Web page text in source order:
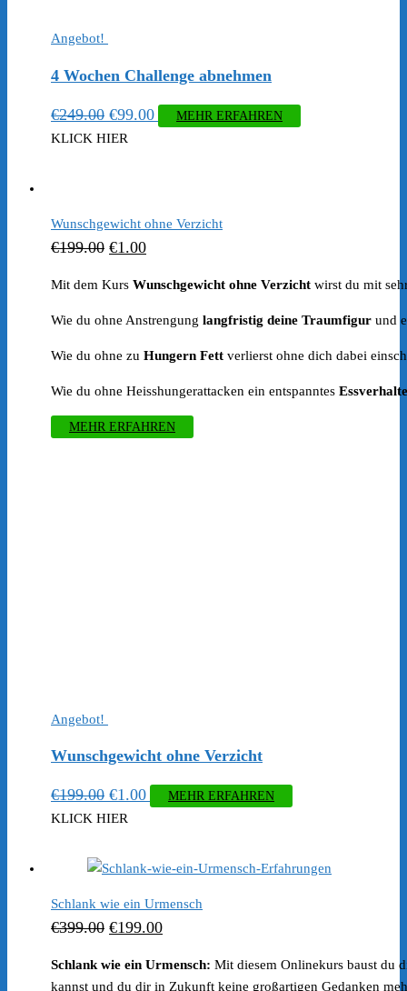
Angebot!
4 Wochen Challenge abnehmen
€249.00 Ursprünglicher
Preis
€99.00Aktueller
MEHR ERFAHREN
KLICK HIER
Wunschgewicht ohne Verzicht
€199.00 Ursprünglicher
€199.00
€1.00Aktueller
€1.00.
Mit dem Kurs Wunschgewicht ohne Verzicht wirst du mit
Wie du ohne Anstrengung langfristig deine Traumfigur und
Wie du ohne zu Hungern Fett verlierst ohne dich dabei
Wie du ohne Heisshungerattacken ein entspanntes
MEHR ERFAHREN
Angebot!
Wunschgewicht ohne Verzicht
€199.00 Ursprünglicher
Preis
€199.00
€1.00Aktueller
€1.00.
MEHR ERFAHREN
KLICK HIER
Schlank wie ein Urmensch
€399.00 Ursprünglicher
war:
€199.00Aktueller
ist:
Schlank wie ein Urmensch: Mit diesem Onlinekurs baust du
kannst und du dir in Zukunft keine großartigen Gedanken